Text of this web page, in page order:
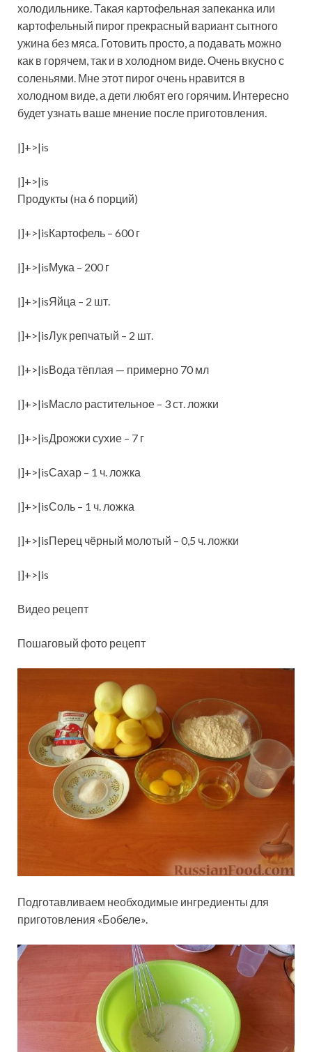
холодильнике. Такая картофельная запеканка или
картофельный пирог прекрасный вариант сытного
ужина без мяса. Готовить просто, а подавать можно
как в горячем, так и в холодном виде. Очень вкусно с
соленьями. Мне этот пирог очень нравится в
холодном виде, а дети любят его горячим. Интересно
будет узнать ваше мнение после приготовления.
|]+>|is
|]+>|is
Продукты (на 6 порций)
|]+>|isКартофель – 600 г
|]+>|isМука – 200 г
|]+>|isЯйца – 2 шт.
|]+>|isЛук репчатый – 2 шт.
|]+>|isВода тёплая — примерно 70 мл
|]+>|isМасло растительное – 3 ст. ложки
|]+>|isДрожжи сухие – 7 г
|]+>|isСахар – 1 ч. ложка
|]+>|isСоль – 1 ч. ложка
|]+>|isПерец чёрный молотый – 0,5 ч. ложки
|]+>|is
Видео рецепт
Пошаговый фото рецепт
Подготавливаем необходимые ингредиенты для
приготовления «Бобеле».